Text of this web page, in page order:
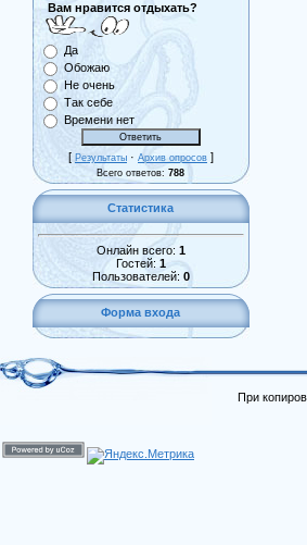
Вам нравится отдыхать?
Да
Обожаю
Не очень
Так себе
Времени нет
[ Результаты · Архив опросов ]
Всего ответов:788
Статистика
Онлайн всего: 1
Гостей: 1
Пользователей: 0
Форма входа
При